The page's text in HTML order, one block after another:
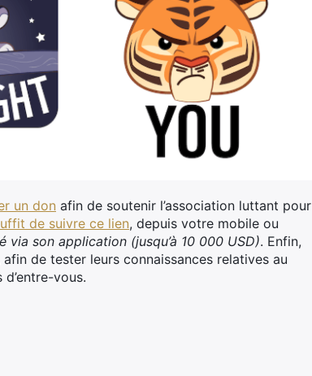
un don afin de soutenir l’association luttant pour
de suivre ce lien, depuis votre mobile ou
son application (jusqu’à 10 000 USD). Enfin,
de tester leurs connaissances relatives au
vous.